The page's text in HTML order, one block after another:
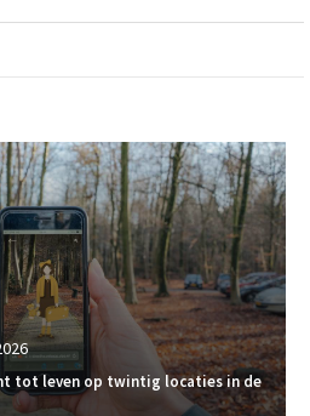
tot leven op twintig locaties in de